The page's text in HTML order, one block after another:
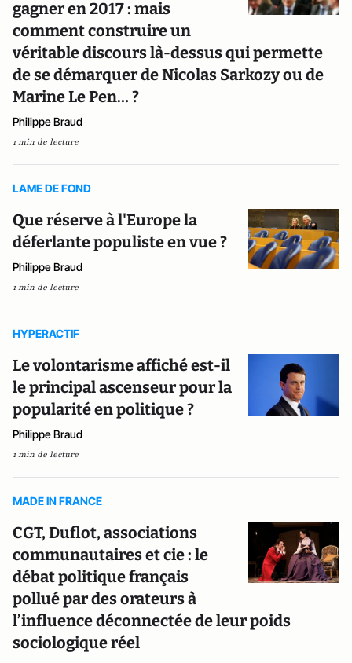
gagner en 2017 : mais
comment construire un
véritable discours là-dessus qui permette
de se démarquer de Nicolas Sarkozy ou de
Marine Le Pen… ?
Philippe Braud
1 min de lecture
LAME DE FOND
Que réserve à l'Europe la
déferlante populiste en vue ?
Philippe Braud
1 min de lecture
HYPERACTIF
Le volontarisme affiché est-il
le principal ascenseur pour la
popularité en politique ?
Philippe Braud
1 min de lecture
MADE IN FRANCE
CGT, Duflot, associations
communautaires et cie : le
débat politique français
pollué par des orateurs à
l’influence déconnectée de leur poids
sociologique réel